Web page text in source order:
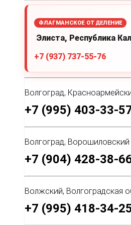
ФЛАГМАНСКОЕ ОТДЕЛЕНИЕ
Элиста, Республика
+7 (937) 737-55-76
Волгоград,
+7 (995) 403-33-
Волгоград,
+7 (904) 428-38-
Волжский, Волгоградская
+7 (995) 418-34-